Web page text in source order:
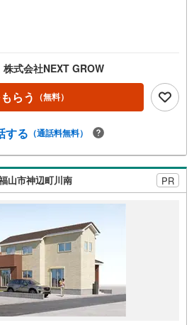
式会社NEXT GROW
らう （無料）
する （通話料無料）
山市神辺町川南 PR